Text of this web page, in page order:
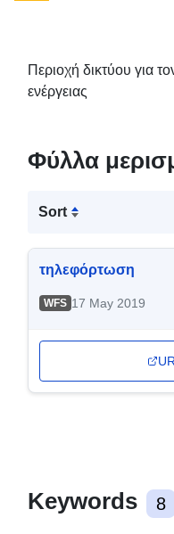
Περιοχή δικτύου για
ενέργειας
Φύλλα
Sort
τηλεφόρτωση
WFS 17 May 2019
Keywords 8